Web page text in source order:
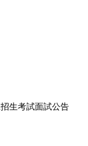
生考試面試公告